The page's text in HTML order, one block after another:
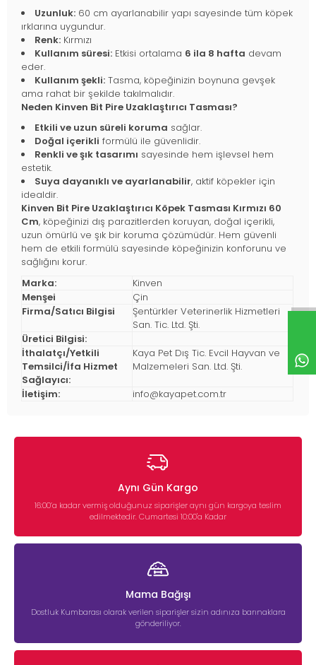
Uzunluk: 60 cm ayarlanabilir yapı sayesinde tüm köpek
ırklarına uygundur.
Renk: Kırmızı
Kullanım süresi: Etkisi ortalama 6 ila 8 hafta devam
eder.
Kullanım şekli: Tasma, köpeğinizin boynuna gevşek
ama rahat bir şekilde takılmalıdır.
Neden Kinven Bit Pire Uzaklaştırıcı Tasması?
Etkili ve uzun süreli koruma sağlar.
Doğal içerikli formülü ile güvenlidir.
Renkli ve şık tasarımı sayesinde hem işlevsel hem
estetik.
Suya dayanıklı ve ayarlanabilir, aktif köpekler için
idealdir.
Kinven Bit Pire Uzaklaştırıcı Köpek Tasması Kırmızı 60
Cm, köpeğinizi dış parazitlerden koruyan, doğal içerikli,
uzun ömürlü ve şık bir koruma çözümüdür. Hem güvenli
hem de etkili formülü sayesinde köpeğinizin konforunu ve
sağlığını korur.
Marka:
Kinven
Menşei
Çin
Firma/Satıcı Bilgisi
Şentürkler Veterinerlik Hizmetleri
San. Tic. Ltd. Şti.
Üretici Bilgisi:
İthalatçı/Yetkili
Temsilci/İfa Hizmet
Sağlayıcı:
Kaya Pet Dış Tic. Evcil Hayvan ve
Malzemeleri San. Ltd. Şti.
İletişim: info@kayapet.com.tr
Aynı Gün Kargo
16:00’a kadar vermiş olduğunuz siparişler aynı gün kargoya teslim
edilmektedir. Cumartesi 10:00'a Kadar
Mama Bağışı
Dostluk Kumbarası olarak verilen siparişler sizin adınıza barınaklara
gönderiliyor.